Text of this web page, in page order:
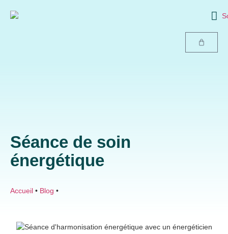
Séance de soin
énergétique
Accueil • Blog •